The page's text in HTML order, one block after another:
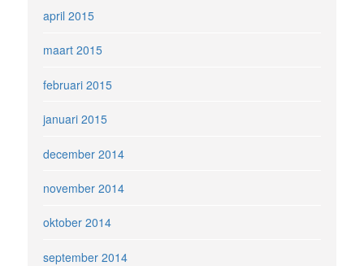
april 2015
maart 2015
februari 2015
januari 2015
december 2014
november 2014
oktober 2014
september 2014